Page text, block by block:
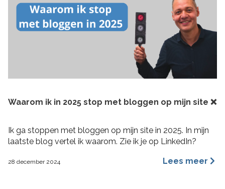
Waarom ik in 2025 stop met bloggen op mijn site ❌
Ik ga stoppen met bloggen op mijn site in 2025. In mijn
laatste blog vertel ik waarom. Zie ik je op LinkedIn?
28 december 2024 Lees meer